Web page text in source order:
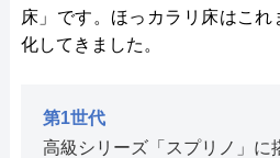
床」です。ほっカラリ床はこ
化してきました。
第1世代
高級シリーズ「スプリノ」に